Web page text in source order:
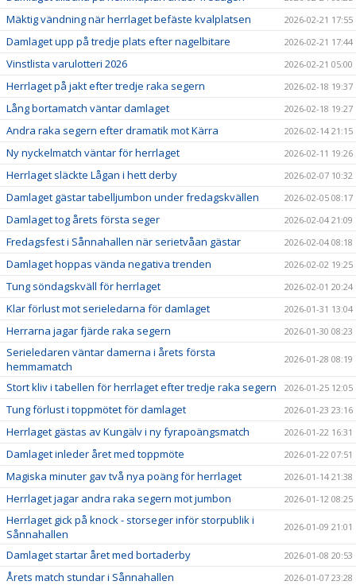
Mäktig vändning när herrlaget befäste kvalplatsen 2026-02-21 17:55
Damlaget upp på tredje plats efter nagelbitare 2026-02-21 17:44
Vinstlista varulotteri 2026 2026-02-21 05:00
Herrlaget på jakt efter tredje raka segern 2026-02-18 19:37
Lång bortamatch väntar damlaget 2026-02-18 19:27
Andra raka segern efter dramatik mot Kärra 2026-02-14 21:15
Ny nyckelmatch väntar för herrlaget 2026-02-11 19:26
Herrlaget släckte Lågan i hett derby 2026-02-07 10:32
Damlaget gästar tabelljumbon under fredagskvällen 2026-02-05 08:17
Damlaget tog årets första seger 2026-02-04 21:09
Fredagsfest i Sånnahallen när serietvåan gästar 2026-02-04 08:18
Damlaget hoppas vända negativa trenden 2026-02-02 19:25
Tung söndagskväll för herrlaget 2026-02-01 20:24
Klar förlust mot serieledarna för damlaget 2026-01-31 13:04
Herrarna jagar fjärde raka segern 2026-01-30 08:23
Serieledaren väntar damerna i årets första
hemmamatch
2026-01-28 08:19
Stort kliv i tabellen för herrlaget efter tredje raka segern 2026-01-25 12:05
Tung förlust i toppmötet för damlaget 2026-01-23 23:16
Herrlaget gästas av Kungälv i ny fyrapoängsmatch 2026-01-22 16:31
Damlaget inleder året med toppmöte 2026-01-22 07:51
Magiska minuter gav två nya poäng för herrlaget 2026-01-14 21:38
Herrlaget jagar andra raka segern mot jumbon 2026-01-12 08:25
Herrlaget gick på knock - storseger inför storpublik i
Sånnahallen
2026-01-09 21:01
Damlaget startar året med bortaderby 2026-01-08 20:53
Årets match stundar i Sånnahallen 2026-01-07 23:28